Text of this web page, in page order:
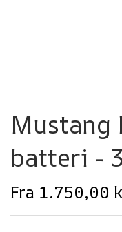
Mustang
batteri -
Fra 1.750,00